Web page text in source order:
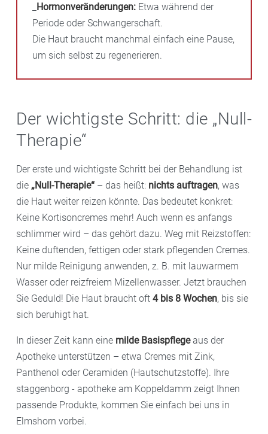
Hormonveränderungen: Etwa während der
Periode oder Schwangerschaft.
Die Haut braucht manchmal einfach eine Pause,
um sich selbst zu regenerieren.
Der wichtigste Schritt: die „Null-
Therapie“
Der erste und wichtigste Schritt bei der Behandlung ist
die „Null-Therapie“ – das heißt: nichts auftragen, was
die Haut weiter reizen könnte. Das bedeutet konkret:
Keine Kortisoncremes mehr! Auch wenn es anfangs
schlimmer wird – das gehört dazu. Weg mit Reizstoffen:
Keine duftenden, fettigen oder stark pflegenden Cremes.
Nur milde Reinigung anwenden, z. B. mit lauwarmem
Wasser oder reizfreiem Mizellenwasser. Jetzt brauchen
Sie Geduld! Die Haut braucht oft 4 bis 8 Wochen, bis sie
sich beruhigt hat.
In dieser Zeit kann eine milde Basispflegeaus der
Apotheke unterstützen – etwa Cremes mit Zink,
Panthenol oder Ceramiden (Hautschutzstoffe). Ihre
staggenborg - apotheke am Koppeldamm zeigt Ihnen
passende Produkte, kommen Sie einfach bei uns in
Elmshorn vorbei.